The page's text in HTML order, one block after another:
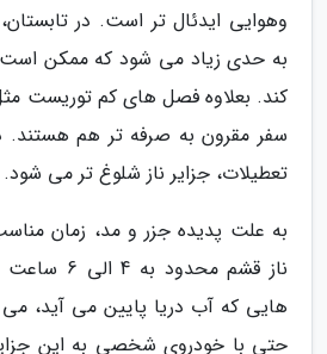
وهوایی ایدئال تر است. در
به حدی زیاد می شود که ممکن است
کند. بعلاوه فصل های کم توریست
سفر مقرون به صرفه تر هم هستند.
تعطیلات، جزایر ناز شلوغ تر می شود.
به علت پدیده جزر و مد، زمان مناسب
ناز قشم
هایی که آب دریا پایین می آید، می
حتی با خودروی شخصی به این